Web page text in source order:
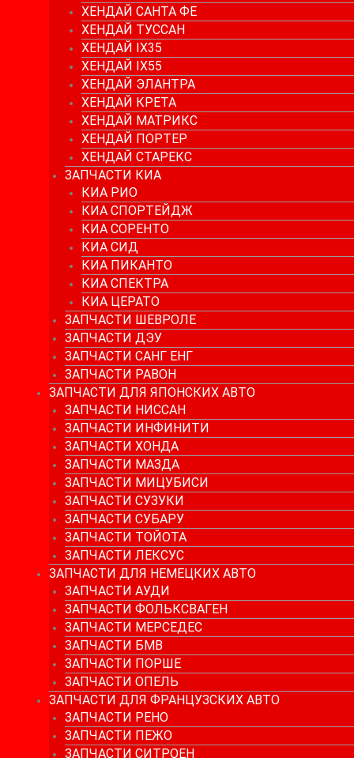
ХЕНДАЙ САНТА ФЕ
ХЕНДАЙ ТУССАН
ХЕНДАЙ IX35
ХЕНДАЙ IX55
ХЕНДАЙ ЭЛАНТРА
ХЕНДАЙ КРЕТА
ХЕНДАЙ МАТРИКС
ХЕНДАЙ ПОРТЕР
ХЕНДАЙ СТАРЕКС
ЗАПЧАСТИ КИА
КИА РИО
КИА СПОРТЕЙДЖ
КИА СОРЕНТО
КИА СИД
КИА ПИКАНТО
КИА СПЕКТРА
КИА ЦЕРАТО
ЗАПЧАСТИ ШЕВРОЛЕ
ЗАПЧАСТИ ДЭУ
ЗАПЧАСТИ САНГ ЕНГ
ЗАПЧАСТИ РАВОН
ЗАПЧАСТИ ДЛЯ ЯПОНСКИХ АВТО
ЗАПЧАСТИ НИССАН
ЗАПЧАСТИ ИНФИНИТИ
ЗАПЧАСТИ ХОНДА
ЗАПЧАСТИ МАЗДА
ЗАПЧАСТИ МИЦУБИСИ
ЗАПЧАСТИ СУЗУКИ
ЗАПЧАСТИ СУБАРУ
ЗАПЧАСТИ ТОЙОТА
ЗАПЧАСТИ ЛЕКСУС
ЗАПЧАСТИ ДЛЯ НЕМЕЦКИХ АВТО
ЗАПЧАСТИ АУДИ
ЗАПЧАСТИ ФОЛЬКСВАГЕН
ЗАПЧАСТИ МЕРСЕДЕС
ЗАПЧАСТИ БМВ
ЗАПЧАСТИ ПОРШЕ
ЗАПЧАСТИ ОПЕЛЬ
ЗАПЧАСТИ ДЛЯ ФРАНЦУЗСКИХ АВТО
ЗАПЧАСТИ РЕНО
ЗАПЧАСТИ ПЕЖО
ЗАПЧАСТИ СИТРОЕН